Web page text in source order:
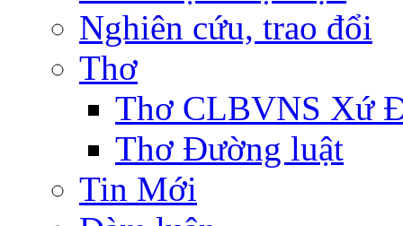
Nghiên cứu, trao đổi
Thơ
Thơ CLBVNS Xứ
Thơ Đường luật
Tin Mới